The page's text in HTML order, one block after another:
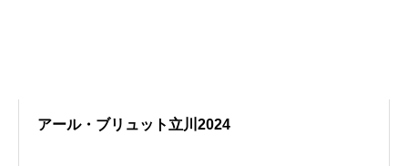
アール・ブリュット立川2024